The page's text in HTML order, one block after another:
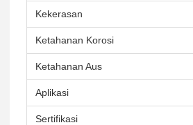
Kekerasan
Ketahanan Korosi
Ketahanan Aus
Aplikasi
Sertifikasi